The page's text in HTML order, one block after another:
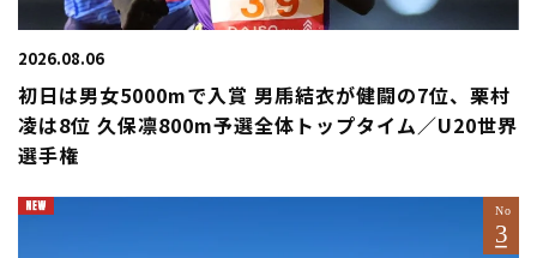
2026.08.06
初日は男女5000mで入賞 男乕結衣が健闘の7位、栗村
凌は8位 久保凛800m予選全体トップタイム／U20世界
選手権